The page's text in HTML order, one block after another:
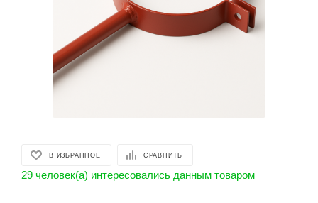
В ИЗБРАННОЕ СРАВНИТЬ
29 человек(а) интересовались данным товаром